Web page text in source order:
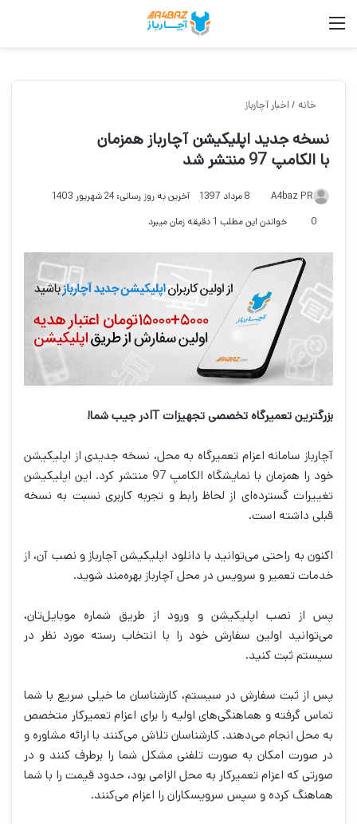
خانه / اخبار آچارباز
نسخه جدید اپلیکیشن آچارباز همزمان
با الکامپ 97 منتشر شد
A4baz PR 8 مرداد 1397
آخرین به روز رسانی: 24 شهریور 1403
0
خواندن این مطلب 1 دقیقه زمان میبرد
بزرگترین تعمیرگاه تخصصی تجهیزاتIT در جیب شما!
آچارباز سامانه اعزام تعمیرگاه به محل، نسخه جدیدی از اپلیکیشن
خود را همزمان با نمایشگاه الکامپ 97 منتشر کرد. این اپلیکیشن
تغییرات گسترده‌ای از لحاظ رابط و تجربه کاربری نسبت به نسخه
قبلی داشته است.
اکنون به راحتی می‌توانید با دانلود اپلیکیشن آچارباز و نصب آن، از
خدمات تعمیر و سرویس در محل آچارباز بهره‌مند شوید.
پس از نصب اپلیکیشن و ورود از طریق شماره موبایل‌تان،
می‌توانید اولین سفارش خود را با انتخاب رسته مورد نظر در
سیستم ثبت کنید.
پس از ثبت سفارش در سیستم، کارشناسان ما خیلی سریع با شما
تماس گرفته و هماهنگی‌های اولیه را برای اعزام تعمیرکار متخصص
به محل انجام می‌دهند. کارشناسان تلاش می‌کنند با ارائه مشاوره و
در صورت امکان به صورت تلفنی مشکل شما را برطرف کنند و در
صورتی که اعزام تعمیرکار به محل الزامی بود، حدود قیمت را با شما
هماهنگ کرده و سپس سرویسکاران را اعزام می‌کنند.